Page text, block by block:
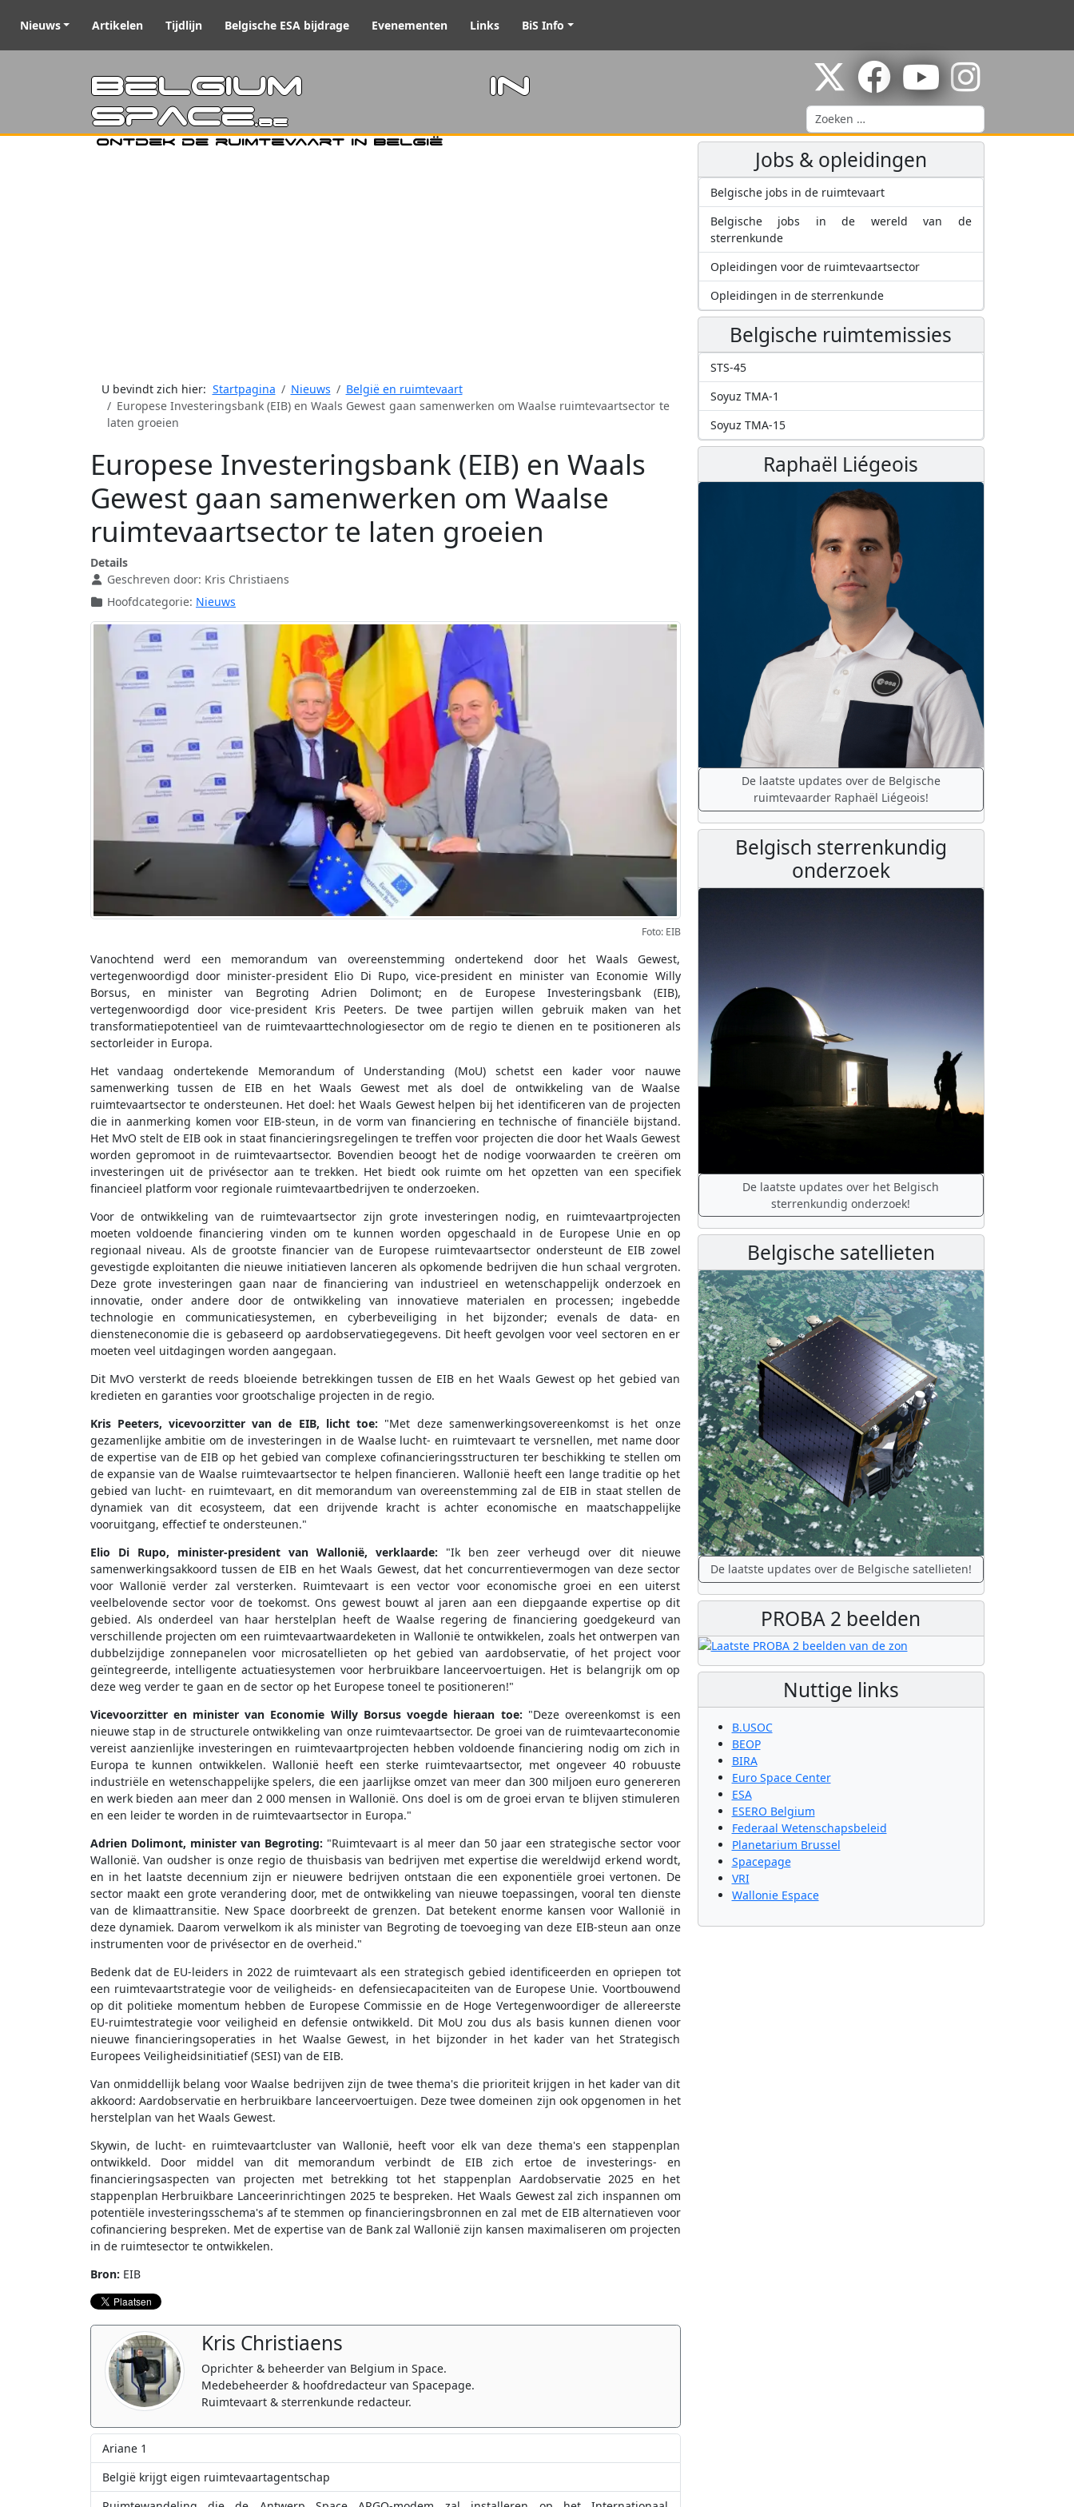
Nieuws Artikelen Tijdlijn Belgische ESA bijdrage Evenementen Links BiS Info
Belgium in
Space.be
Ontdek de ruimtevaart in België
Zoeken
U bevindt zich hier: Startpagina Nieuws
België en ruimtevaart
Europese Investeringsbank (EIB) en Waals Gewest gaan samenwerken om Waalse ruimtevaartsector te
laten groeien
Europese Investeringsbank (EIB) en Waals
Gewest gaan samenwerken om Waalse
ruimtevaartsector te laten groeien
Details
Geschreven door: Kris Christiaens
Hoofdcategorie: Nieuws
Foto: EIB
Vanochtend werd een memorandum van overeenstemming ondertekend door het Waals Gewest,
vertegenwoordigd door minister-president Elio Di Rupo, vice-president en minister van Economie Willy
Borsus, en minister van Begroting Adrien Dolimont; en de Europese Investeringsbank (EIB),
vertegenwoordigd door vice-president Kris Peeters. De twee partijen willen gebruik maken van het
transformatiepotentieel van de ruimtevaarttechnologiesector om de regio te dienen en te positioneren als
sectorleider in Europa.
Het vandaag ondertekende Memorandum of Understanding (MoU) schetst een kader voor nauwe
samenwerking tussen de EIB en het Waals Gewest met als doel de ontwikkeling van de Waalse
ruimtevaartsector te ondersteunen. Het doel: het Waals Gewest helpen bij het identificeren van de projecten
die in aanmerking komen voor EIB-steun, in de vorm van financiering en technische of financiële bijstand.
Het MvO stelt de EIB ook in staat financieringsregelingen te treffen voor projecten die door het Waals Gewest
worden gepromoot in de ruimtevaartsector. Bovendien beoogt het de nodige voorwaarden te creëren om
investeringen uit de privésector aan te trekken. Het biedt ook ruimte om het opzetten van een specifiek
financieel platform voor regionale ruimtevaartbedrijven te onderzoeken.
Voor de ontwikkeling van de ruimtevaartsector zijn grote investeringen nodig, en ruimtevaartprojecten
moeten voldoende financiering vinden om te kunnen worden opgeschaald in de Europese Unie en op
regionaal niveau. Als de grootste financier van de Europese ruimtevaartsector ondersteunt de EIB zowel
gevestigde exploitanten die nieuwe initiatieven lanceren als opkomende bedrijven die hun schaal vergroten.
Deze grote investeringen gaan naar de financiering van industrieel en wetenschappelijk onderzoek en
innovatie, onder andere door de ontwikkeling van innovatieve materialen en processen; ingebedde
technologie en communicatiesystemen, en cyberbeveiliging in het bijzonder; evenals de data- en
diensteneconomie die is gebaseerd op aardobservatiegegevens. Dit heeft gevolgen voor veel sectoren en er
moeten veel uitdagingen worden aangegaan.
Dit MvO versterkt de reeds bloeiende betrekkingen tussen de EIB en het Waals Gewest op het gebied van
kredieten en garanties voor grootschalige projecten in de regio.
Kris Peeters, vicevoorzitter van de EIB, licht toe: "Met deze samenwerkingsovereenkomst is het onze
gezamenlijke ambitie om de investeringen in de Waalse lucht- en ruimtevaart te versnellen, met name door
de expertise van de EIB op het gebied van complexe cofinancieringsstructuren ter beschikking te stellen om
de expansie van de Waalse ruimtevaartsector te helpen financieren. Wallonië heeft een lange traditie op het
gebied van lucht- en ruimtevaart, en dit memorandum van overeenstemming zal de EIB in staat stellen de
dynamiek van dit ecosysteem, dat een drijvende kracht is achter economische en maatschappelijke
vooruitgang, effectief te ondersteunen."
Elio Di Rupo, minister-president van Wallonië, verklaarde: "Ik ben zeer verheugd over dit nieuwe
samenwerkingsakkoord tussen de EIB en het Waals Gewest, dat het concurrentievermogen van deze sector
voor Wallonië verder zal versterken. Ruimtevaart is een vector voor economische groei en een uiterst
veelbelovende sector voor de toekomst. Ons gewest bouwt al jaren aan een diepgaande expertise op dit
gebied. Als onderdeel van haar herstelplan heeft de Waalse regering de financiering goedgekeurd van
verschillende projecten om een ruimtevaartwaardeketen in Wallonië te ontwikkelen, zoals het ontwerpen van
dubbelzijdige zonnepanelen voor microsatellieten op het gebied van aardobservatie, of het project voor
geïntegreerde, intelligente actuatiesystemen voor herbruikbare lanceervoertuigen. Het is belangrijk om op
deze weg verder te gaan en de sector op het Europese toneel te positioneren!"
Vicevoorzitter en minister van Economie Willy Borsus voegde hieraan toe: "Deze overeenkomst is een
nieuwe stap in de structurele ontwikkeling van onze ruimtevaartsector. De groei van de ruimtevaarteconomie
vereist aanzienlijke investeringen en ruimtevaartprojecten hebben voldoende financiering nodig om zich in
Europa te kunnen ontwikkelen. Wallonië heeft een sterke ruimtevaartsector, met ongeveer 40 robuuste
industriële en wetenschappelijke spelers, die een jaarlijkse omzet van meer dan 300 miljoen euro genereren
en werk bieden aan meer dan 2 000 mensen in Wallonië. Ons doel is om de groei ervan te blijven stimuleren
en een leider te worden in de ruimtevaartsector in Europa."
Adrien Dolimont, minister van Begroting: "Ruimtevaart is al meer dan 50 jaar een strategische sector voor
Wallonië. Van oudsher is onze regio de thuisbasis van bedrijven met expertise die wereldwijd erkend wordt,
en in het laatste decennium zijn er nieuwere bedrijven ontstaan die een exponentiële groei vertonen. De
sector maakt een grote verandering door, met de ontwikkeling van nieuwe toepassingen, vooral ten dienste
van de klimaattransitie. New Space doorbreekt de grenzen. Dat betekent enorme kansen voor Wallonië in
deze dynamiek. Daarom verwelkom ik als minister van Begroting de toevoeging van deze EIB-steun aan onze
instrumenten voor de privésector en de overheid."
Bedenk dat de EU-leiders in 2022 de ruimtevaart als een strategisch gebied identificeerden en opriepen tot
een ruimtevaartstrategie voor de veiligheids- en defensiecapaciteiten van de Europese Unie. Voortbouwend
op dit politieke momentum hebben de Europese Commissie en de Hoge Vertegenwoordiger de allereerste
EU-ruimtestrategie voor veiligheid en defensie ontwikkeld. Dit MoU zou dus als basis kunnen dienen voor
nieuwe financieringsoperaties in het Waalse Gewest, in het bijzonder in het kader van het Strategisch
Europees Veiligheidsinitiatief (SESI) van de EIB.
Van onmiddellijk belang voor Waalse bedrijven zijn de twee thema's die prioriteit krijgen in het kader van dit
akkoord: Aardobservatie en herbruikbare lanceervoertuigen. Deze twee domeinen zijn ook opgenomen in het
herstelplan van het Waals Gewest.
Skywin, de lucht- en ruimtevaartcluster van Wallonië, heeft voor elk van deze thema's een stappenplan
ontwikkeld. Door middel van dit memorandum verbindt de EIB zich ertoe de investerings- en
financieringsaspecten van projecten met betrekking tot het stappenplan Aardobservatie 2025 en het
stappenplan Herbruikbare Lanceerinrichtingen 2025 te bespreken. Het Waals Gewest zal zich inspannen om
potentiële investeringsschema's af te stemmen op financieringsbronnen en zal met de EIB alternatieven voor
cofinanciering bespreken. Met de expertise van de Bank zal Wallonië zijn kansen maximaliseren om projecten
in de ruimtesector te ontwikkelen.
Bron: EIB
Kris Christiaens
Oprichter & beheerder van Belgium in Space.
Medebeheerder & hoofdredacteur van Spacepage.
Ruimtevaart & sterrenkunde redacteur.
Ariane 1
België krijgt eigen ruimtevaartagentschap
Jobs & opleidingen
Belgische jobs in de ruimtevaart
Belgische jobs in de wereld van de
sterrenkunde
Opleidingen voor de ruimtevaartsector
Opleidingen in de sterrenkunde
Belgische ruimtemissies
STS-45
Soyuz TMA-1
Soyuz TMA-15
Raphaël Liégeois
De laatste updates over de Belgische
ruimtevaarder Raphaël Liégeois!
Belgisch sterrenkundig
onderzoek
De laatste updates over het Belgisch
sterrenkundig onderzoek!
Belgische satellieten
De laatste updates over de Belgische satellieten!
PROBA 2 beelden
Nuttige links
B.USOC
BEOP
BIRA
Euro Space Center
ESA
ESERO Belgium
Federaal Wetenschapsbeleid
Planetarium Brussel
Spacepage
VRI
Wallonie Espace